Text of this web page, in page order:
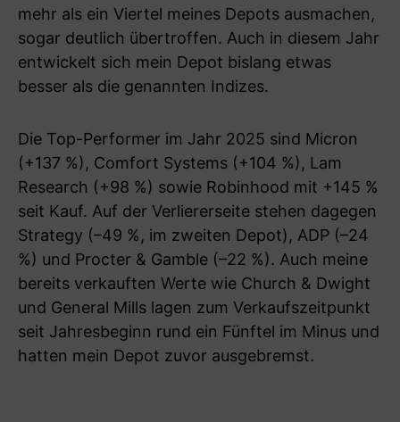
mehr als ein Viertel meines Depots ausmachen,
sogar deutlich übertroffen. Auch in diesem Jahr
entwickelt sich mein Depot bislang etwas
besser als die genannten Indizes.
Die Top-Performer im Jahr 2025 sind Micron
(+137 %), Comfort Systems (+104 %), Lam
Research (+98 %) sowie Robinhood mit +145 %
seit Kauf. Auf der Verliererseite stehen dagegen
Strategy (–49 %, im zweiten Depot), ADP (–24
%) und Procter & Gamble (–22 %). Auch meine
bereits verkauften Werte wie Church & Dwight
und General Mills lagen zum Verkaufszeitpunkt
seit Jahresbeginn rund ein Fünftel im Minus und
hatten mein Depot zuvor ausgebremst.